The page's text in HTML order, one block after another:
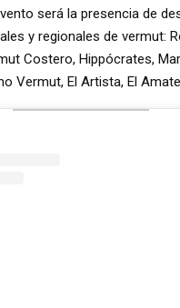
será la presencia de
y regionales de vermut:
Costero, Hippócrates,
Vermut, El Artista, El